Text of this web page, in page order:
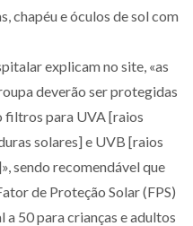
chapéu e óculos de sol com
explicam no site, «as
deverão ser protegidas
filtros para UVA [raios
solares] e UVB [raios
sendo recomendável que
de Proteção Solar (FPS)
a 50 para crianças e adultos